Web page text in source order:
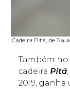
Cadeira Pitá, de
Também no
cadeiraPitá
2019,